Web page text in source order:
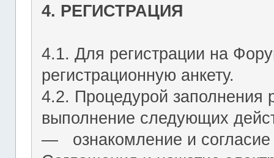
4. РЕГИСТРАЦИЯ
4.1. Для регистрации на
регистрационную анкету.
4.2. Процедурой заполнения
выполнение следующих
― ознакомление и согласие